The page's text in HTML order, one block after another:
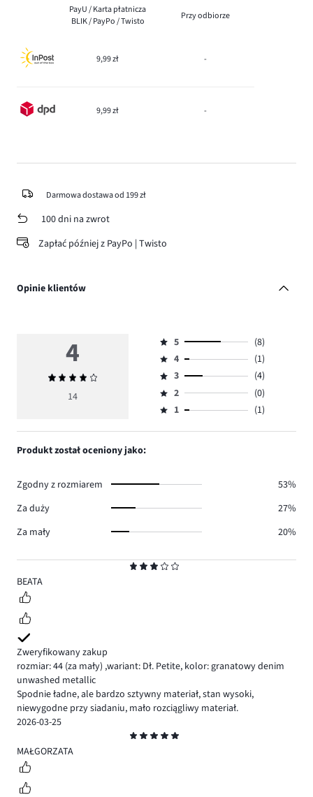
PayU / Karta płatnicza
BLIK / PayPo / Twisto
Przy odbiorze
9,99 zł -
9,99 zł -
Darmowa dostawa od 199 zł
100 dni na zwrot
Zapłać później z PayPo | Twisto
Opinie klientów
3
BEATA
Zweryfikowany zakup
rozmiar: 44 (za mały) ,wariant: Dł. Petite, kolor: granatowy denim
unwashed metallic
Spodnie ładne, ale bardzo sztywny materiał, stan wysoki,
niewygodne przy siadaniu, mało rozciągliwy materiał.
2026-03-25
5
MAŁGORZATA
4
Średnia
ocena
14
Ocena
5,
ilość
głosów
8.
5
(8)
Ocena
4,
ilość
głosów
4
(1)
Ocena
3,
ilość
3
(4)
Ocena
2,
2
(0)
Ocena
1,
1 (1)
Produkt został oceniony jako:
Zgodny z rozmiarem
53%
Za duży
27%
Za mały
20%